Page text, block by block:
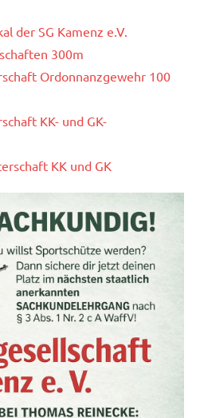
der SG Kamenz e.V.
300m
Ordonnanzgewehr 100
KK- und GK-
KK und GK